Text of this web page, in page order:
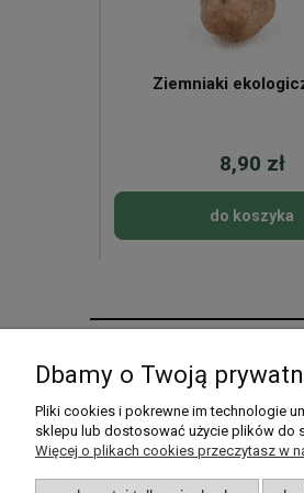
Ziemniaki
8,90 zł
do koszyka
Pomoc
Pytania i odpowiedzi
Listy zakupowe
Dbamy o Twoją
Pliki cookies i pokrewne im technologie
sklepu lub dostosować użycie plików do
Więcej o plikach cookies przeczytasz w